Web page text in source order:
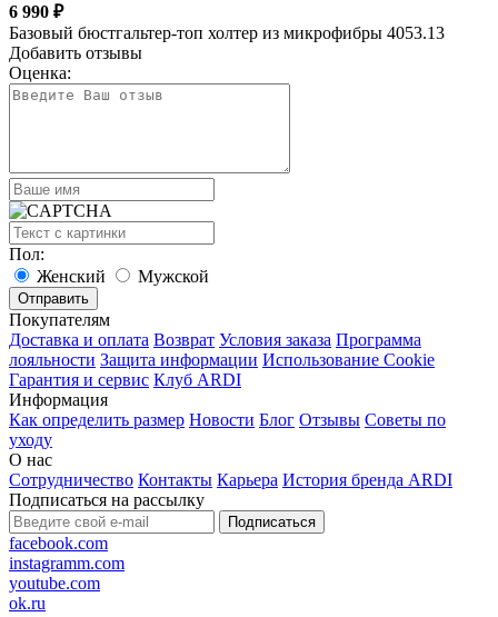
6 990 ₽
Базовый бюстгальтер-топ холтер из микрофибры 4053.13
Добавить отзывы
Оценка:
Пол:
Женский
Мужской
Покупателям
Доставка и оплата Возврат Условия заказа Программа
лояльности Защита информации Использование Cookie
Гарантия и сервис Клуб ARDI
Информация
Как определить размер Новости Блог Отзывы Советы по
уходу
О нас
Сотрудничество Контакты Карьера История бренда ARDI
Подписаться на рассылку
Подписаться
facebook.com
instagramm.com
youtube.com
ok.ru